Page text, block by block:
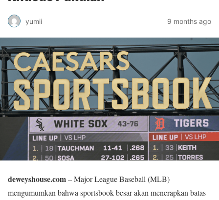
yumii 9 months ago
deweyshouse.com– Major League Baseball (MLB)
mengumumkan bahwa sportsbook besar akan menerapkan batas